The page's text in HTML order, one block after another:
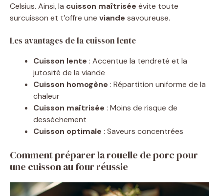
Celsius. Ainsi, la cuisson maîtrisée évite toute
surcuisson et t’offre une viande savoureuse.
Les avantages de la cuisson lente
Cuisson lente : Accentue la tendreté et la
jutosité de la viande
Cuisson homogène : Répartition uniforme de la
chaleur
Cuisson maîtrisée : Moins de risque de
dessèchement
Cuisson optimale : Saveurs concentrées
Comment préparer la rouelle de porc pour
une cuisson au four réussie